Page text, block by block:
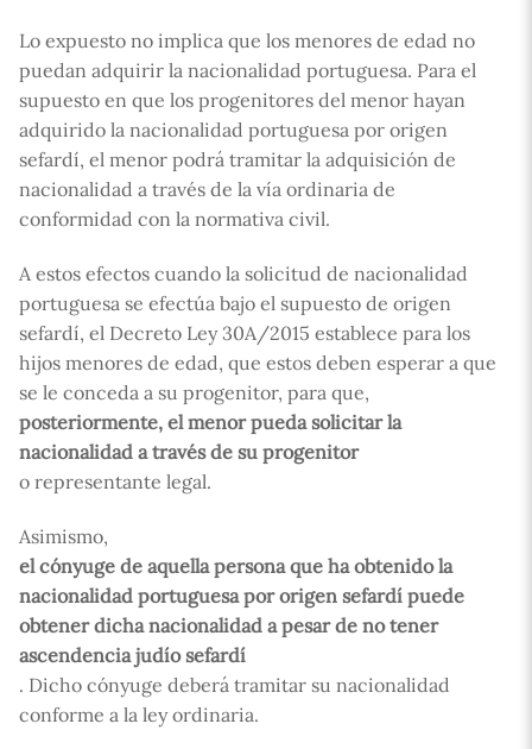
Lo expuesto no implica que los menores de edad no
puedan adquirir la nacionalidad portuguesa. Para el
supuesto en que los progenitores del menor hayan
adquirido la nacionalidad portuguesa por origen
sefardí, el menor podrá tramitar la adquisición de
nacionalidad a través de la vía ordinaria de
conformidad con la normativa civil.
A estos efectos cuando la solicitud de nacionalidad
portuguesa se efectúa bajo el supuesto de origen
sefardí, el Decreto Ley 30A/2015 establece para los
hijos menores de edad, que estos deben esperar a que
se le conceda a su progenitor, para que,
posteriormente, el menor pueda solicitar la
nacionalidad a través de su progenitor
o representante legal.
Asimismo,
el cónyuge de aquella persona que ha obtenido la
nacionalidad portuguesa por origen sefardí puede
obtener dicha nacionalidad a pesar de no tener
ascendencia judío sefardí
. Dicho cónyuge deberá tramitar su nacionalidad
conforme a la ley ordinaria.